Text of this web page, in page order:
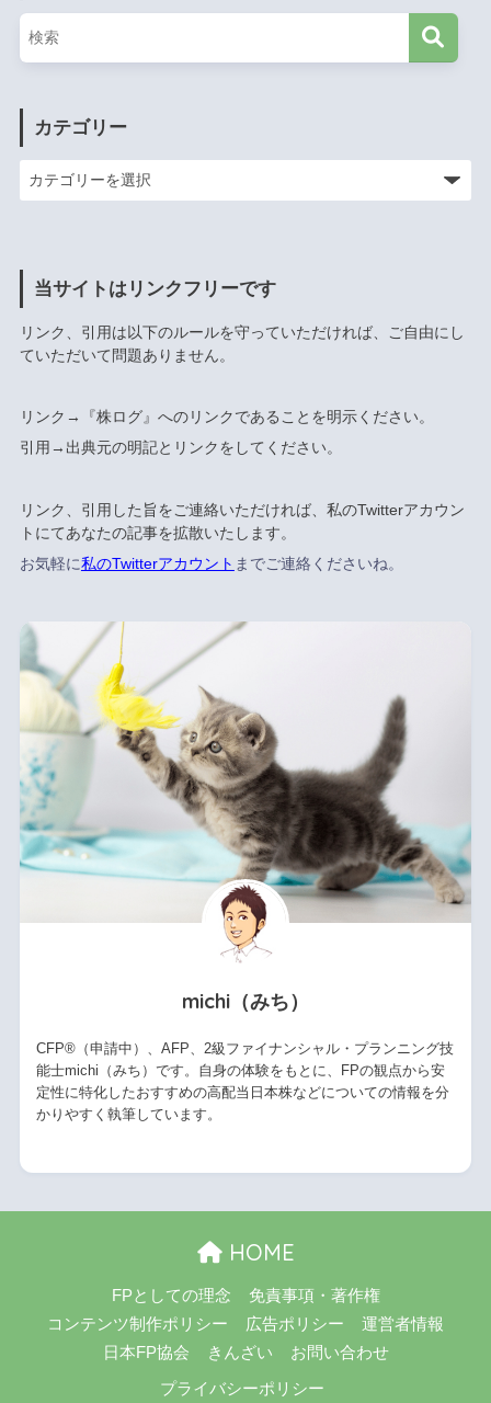
カテゴリー
当サイトはリンクフリーです
リンク、引用は以下のルールを守っていただければ、ご自由にし
ていただいて問題ありません。
リンク→『株ログ』へのリンクであることを明示ください。
引用→出典元の明記とリンクをしてください。
リンク、引用した旨をご連絡いただければ、私のTwitterアカウン
トにてあなたの記事を拡散いたします。
お気軽に私のTwitterアカウント までご連絡くださいね。
michi（みち）
CFP®（申請中）、AFP、2級ファイナンシャル・プランニング技
能士michi（みち）です。自身の体験をもとに、FPの観点から安
定性に特化したおすすめの高配当日本株などについての情報を分
かりやすく執筆しています。
HOME
FPとしての理念
免責事項・著作権
コンテンツ制作ポリシー
広告ポリシー
運営者情報
日本FP協会
きんざい お問い合わせ
プライバシーポリシー